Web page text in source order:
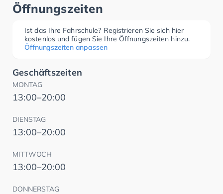
Öffnungszeiten
Ist das Ihre Fahrschule? Registrieren Sie sich hier
kostenlos und fügen Sie Ihre Öffnungszeiten hinzu.
Öffnungszeiten anpassen
Geschäftszeiten
MONTAG
13:00–20:00
DIENSTAG
13:00–20:00
MITTWOCH
13:00–20:00
DONNERSTAG